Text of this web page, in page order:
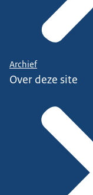
Archief
Over deze site